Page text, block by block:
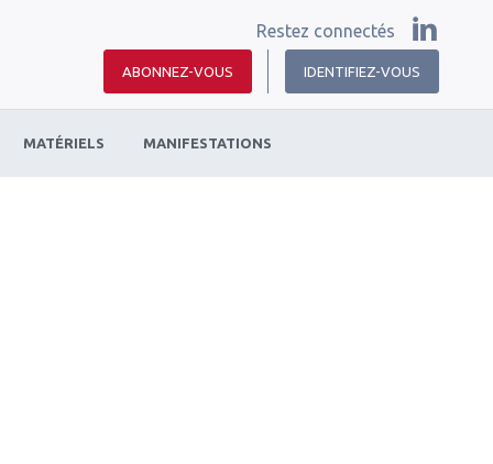
Restez connectés
ABONNEZ-VOUS IDENTIFIEZ-VOUS
MATÉRIELS MANIFESTATIONS